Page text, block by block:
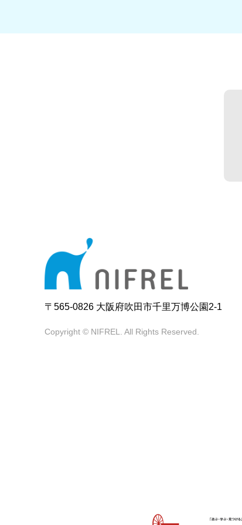
〒565-0826 大阪府吹田市千里万博公園2-1
Copyright © NIFREL. All Rights Reserved.